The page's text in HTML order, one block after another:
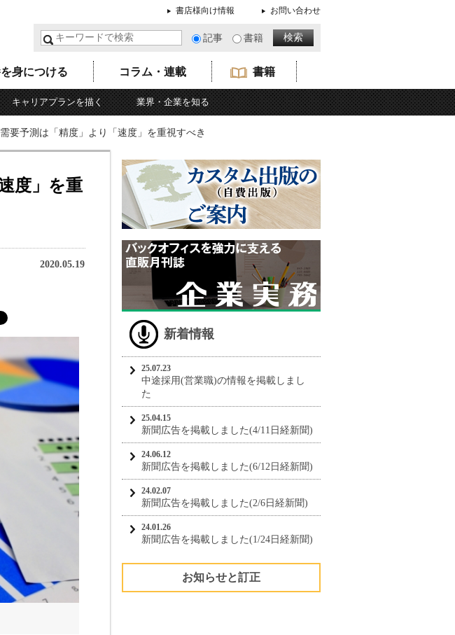
書店様向け情報 お問い合わせ
記事 書籍
キャリアプランを描く 業界・企業を知る
身につける コラム・連載 書籍
要予測は「精度」より「速度」を重視すべき
度」を重
2020.05.19
新着情報
25.07.23
中途採用(営業職)の情報を掲載しまし
た
25.04.15
新聞広告を掲載しました(4/11日経新聞)
24.06.12
新聞広告を掲載しました(6/12日経新聞)
24.02.07
新聞広告を掲載しました(2/6日経新聞)
24.01.26
新聞広告を掲載しました(1/24日経新聞)
お知らせと訂正